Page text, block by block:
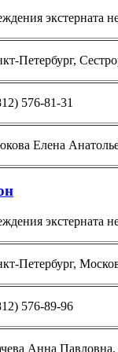
экстерната
Петербург,
576-81-31
Елена
экстерната
Петербург,
576-89-96
Анна Павловна,